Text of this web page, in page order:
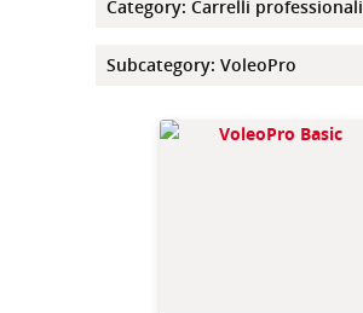
Category: Carrelli professionali
Subcategory: VoleoPro